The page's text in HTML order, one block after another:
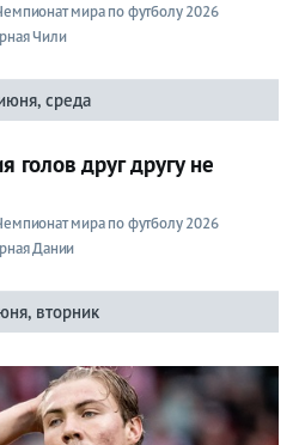
мира по футболу 2026
Чили
среда
голов друг другу не
мира по футболу 2026
Дании
вторник